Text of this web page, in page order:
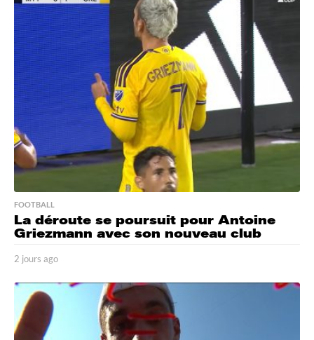
r
a
g
o
FOOTBALL
La déroute se poursuit pour Antoine
Griezmann avec son nouveau club
2 jours ago
o